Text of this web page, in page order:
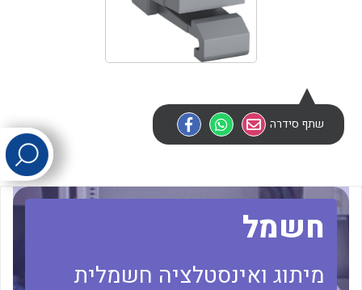
לכל מוצרי היצרן
לכל מוצרי היצרן לכל מוצרי היצרן
שתף סידרה
חשמל
מיתוג ואינסטלציה חשמלית